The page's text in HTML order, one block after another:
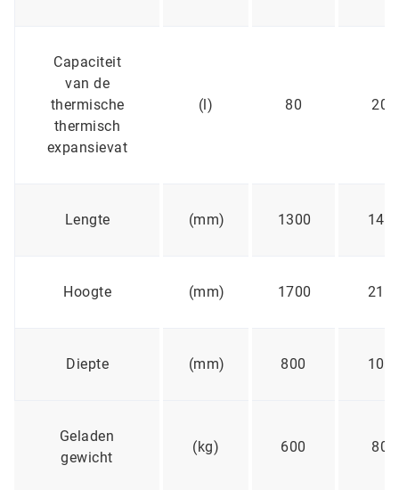
Capaciteit
van de
thermische
thermisch
expansievat
(l) 80 200
Lengte (mm) 1300
Hoogte (mm) 1700
Diepte (mm) 800
Geladen
gewicht
(kg) 600 800